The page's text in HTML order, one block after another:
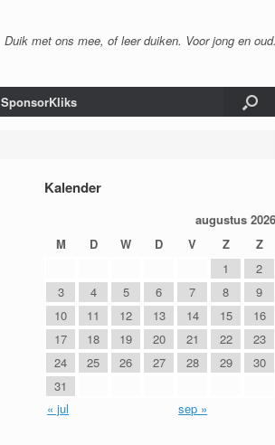
Duik met ons mee, of leer duiken. Voor jong en oud.
SponsorKliks
Kalender
augustus 2026
M
D W D V Z
Z
1
2
3
4 5 6 7 8
9
10
11 12 13 14 15
16
17
18 19 20 21 22
23
24
25 26 27 28 29
30
31
« jul
sep »